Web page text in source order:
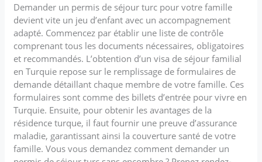
Demander un permis de séjour turc pour votre famille
devient vite un jeu d’enfant avec un accompagnement
adapté. Commencez par établir une liste de contrôle
comprenant tous les documents nécessaires, obligatoires
et recommandés. L’obtention d’un visa de séjour familial
en Turquie repose sur le remplissage de formulaires de
demande détaillant chaque membre de votre famille. Ces
formulaires sont comme des billets d’entrée pour vivre en
Turquie. Ensuite, pour obtenir les avantages de la
résidence turque, il faut fournir une preuve d’assurance
maladie, garantissant ainsi la couverture santé de votre
famille. Vous vous demandez comment demander un